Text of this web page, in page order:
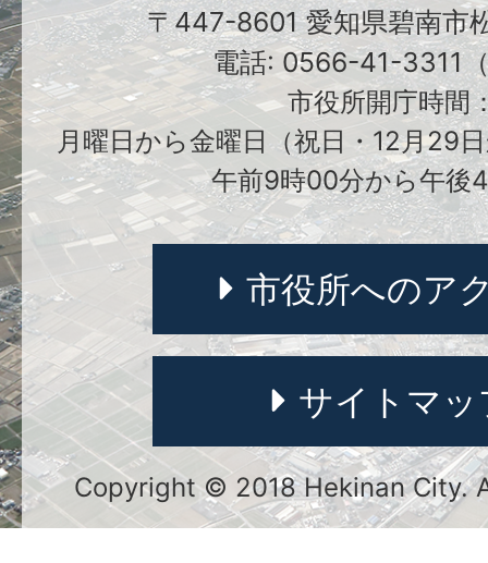
〒447-8601 愛知県碧南市
電話: 0566-41-3311
市役所開庁時間
月曜日から金曜日（祝日・12月29
午前9時00分から午後
市役所へのア
サイトマッ
Copyright © 2018 Hekinan City.